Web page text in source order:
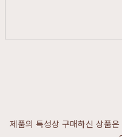
제품의 특성상 구매하신 상품